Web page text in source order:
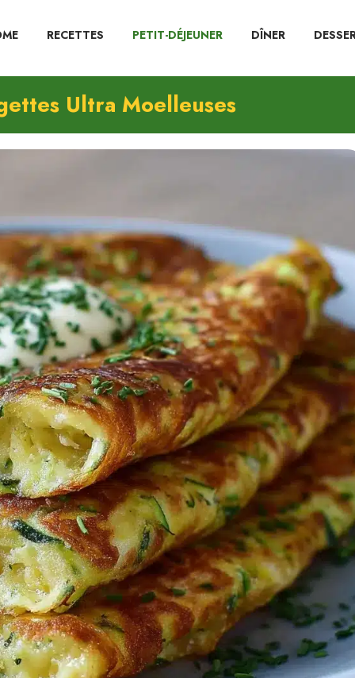
RECETTES PETIT-DÉJEUNER DÎNER
Ultra Moelleuses